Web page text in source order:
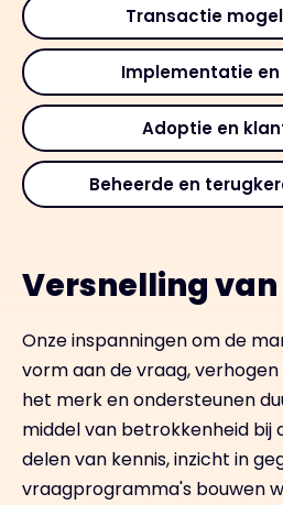
Transactie
Implementatie
Adoptie en
Beheerde en
Versnelling
Onze inspanningen om de
vorm aan de vraag,
het merk en ondersteunen
middel van betrokkenheid bij
delen van kennis, inzicht in
vraagprogramma's bouwen